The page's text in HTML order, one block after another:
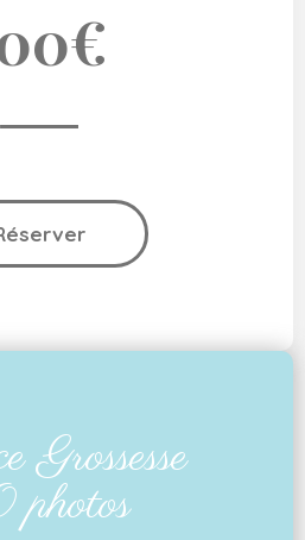
Grossesse